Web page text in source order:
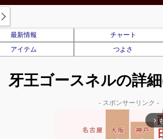
最新情報 チャート
アイテム つよさ
牙王ゴースネルの詳
- スポンサーリンク -
arrow_forward_ios